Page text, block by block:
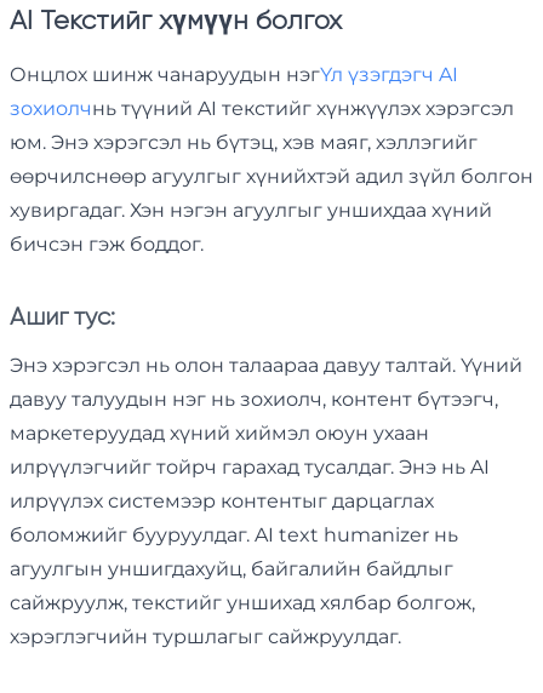
AI Текстийг хүмүүн болгох
Онцлох шинж чанаруудын нэгҮл үзэгдэгч AI
зохиолчнь түүний AI текстийг хүнжүүлэх хэрэгсэл
юм. Энэ хэрэгсэл нь бүтэц, хэв маяг, хэллэгийг
өөрчилснөөр агуулгыг хүнийхтэй адил зүйл болгон
хувиргадаг. Хэн нэгэн агуулгыг уншихдаа хүний ​​
бичсэн гэж боддог.
Ашиг тус:
Энэ хэрэгсэл нь олон талаараа давуу талтай. Үүний
давуу талуудын нэг нь зохиолч, контент бүтээгч,
маркетеруудад хүний ​​хиймэл оюун ухаан
илрүүлэгчийг тойрч гарахад тусалдаг. Энэ нь AI
илрүүлэх системээр контентыг дарцаглах
боломжийг бууруулдаг. AI text humanizer нь
агуулгын уншигдахуйц, байгалийн байдлыг
сайжруулж, текстийг уншихад хялбар болгож,
хэрэглэгчийн туршлагыг сайжруулдаг.